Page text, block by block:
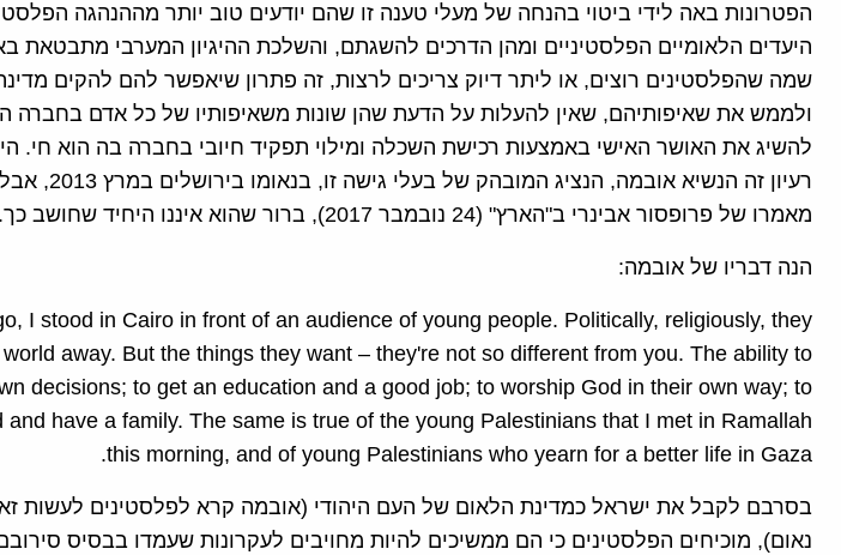
הפטרונות באה לידי ביטוי בהנחה של מעלי טענה זו שהם יודעים טוב יותר מההנהגה
היעדים הלאומיים הפלסטיניים ומהן הדרכים להשגתם, והשלכת ההיגיון המערבי מתבטאת
שמה שהפלסטינים רוצים, או ליתר דיוק צריכים לרצות, זה פתרון שיאפשר להם להקים
ולממש את שאיפותיהם, שאין להעלות על הדעת שהן שונות משאיפותיו של כל אדם בחברה
להשיג את האושר האישי באמצעות רכישת השכלה ומילוי תפקיד חיובי בחברה בה הוא חי.
רעיון זה הנשיא אובמה, הנציג
מאמרו של פרופסור אבינרי ב"הארץ" (24 נובמבר 2017), ברור שהוא איננו היחיד שחושב כך.
הנה דבריו של אובמה:
I stood in Cairo in front of an audience of young people. Politically, religiously, they
away. But the things they want – they're not so different from you. The ability to
decisions; to get an education and a good job; to worship God in their own way; to
and have a family. The same is true of the young Palestinians that I met in Ramallah
this morning, and of young Palestinians who yearn for a better life in Gaza.
בסרבם לקבל את ישראל כמדינת הלאום של העם היהודי (אובמה קרא לפלסטינים לעשות